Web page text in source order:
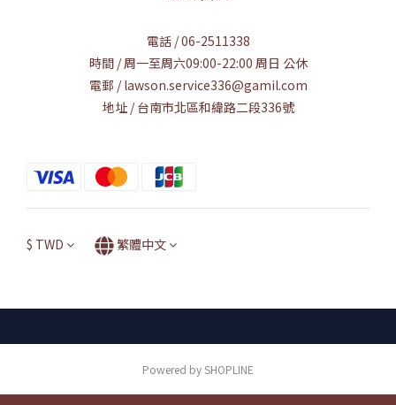
電話 / 06-2511338
時間 / 周一至周六09:00-22:00 周日 公休
電郵 / lawson.service336@gamil.com
地址 / 台南市北區和緯路二段336號
$ TWD 繁體中文
Powered by SHOPLINE